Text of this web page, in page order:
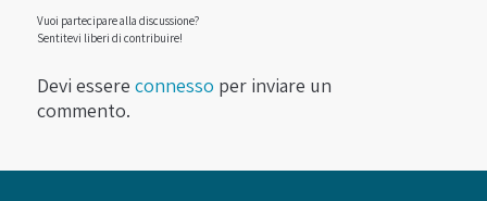
Vuoi partecipare alla discussione?
Sentitevi liberi di contribuire!
Devi essere connesso per inviare un
commento.